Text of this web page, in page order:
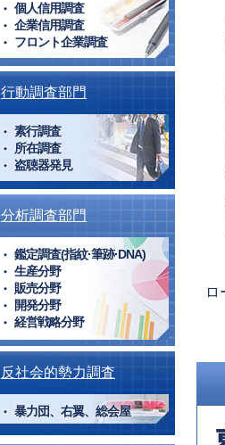
ロ
個人信用調査
企業信用調査
フロント企業調査
行動調査部門
素行調査
所在調査
盗聴器発見
分析調査部門
鑑定調査(指紋·筆跡·DNA)
生産分野
販売分野
開発分野
経営戦略分野
反社会的勢力調査
暴力団、右翼、総会屋